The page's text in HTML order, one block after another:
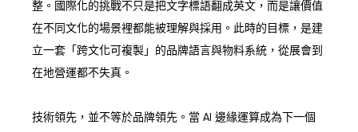
整。國際化的挑戰不只是把文字標語翻成英文，而是讓價值
在不同文化的場景裡都能被理解與採用。此時的目標，是建
立一套「跨文化可複製」的品牌語言與物料系統，從展會到
在地營運都不失真。
技術領先，並不等於品牌領先。當 AI 邊緣運算成為下一個